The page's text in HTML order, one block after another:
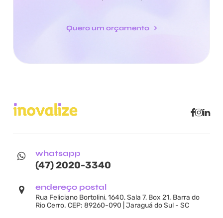
Quero um orçamento
whatsapp
(47) 2020-3340
endereço postal
Rua Feliciano Bortolini, 1640, Sala 7, Box 21. Barra do
Rio Cerro. CEP: 89260-090 | Jaraguá do Sul - SC